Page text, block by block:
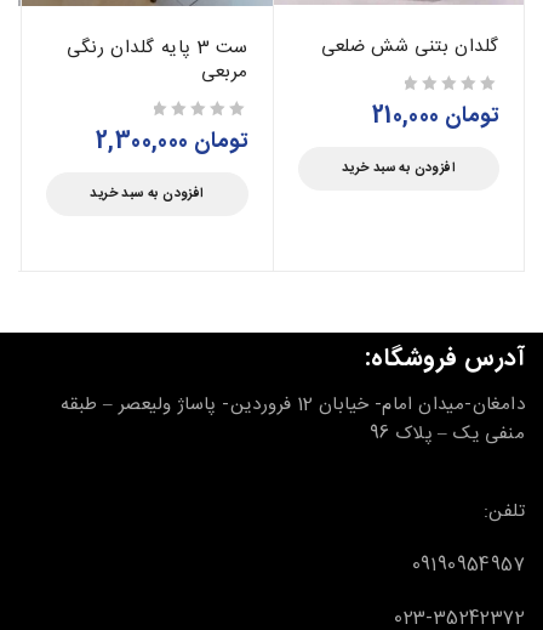
گلدان بتنی شش ضلعی
تومان
افزودن به سبد خرید
ست 3 پایه گلدان رنگی
مربعی
تومان
افزودن به سبد خرید
آدرس فروشگاه:
دامغان-میدان امام- خیابان 12 فروردین- پاساژ ولیعصر – طبقه
منفی یک – پلاک 96
تلفن:
09190954957
023-35242372